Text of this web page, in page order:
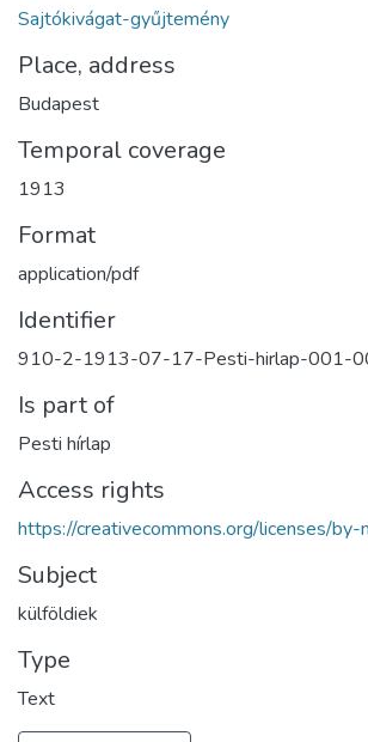
Sajtókivágat-gyűjtemény
Place, address
Budapest
Temporal coverage
1913
Format
application/pdf
Identifier
910-2-1913-07-17-Pesti-hirlap-001-
Is part of
Pesti hírlap
Access rights
https://creativecommons.org/licenses/by-
Subject
külföldiek
Type
Text